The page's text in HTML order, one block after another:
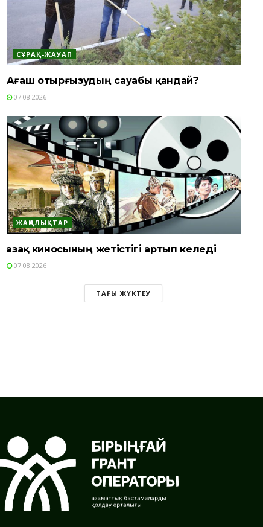
СҰРАҚ-ЖАУАП
Ағаш отырғызудың сауабы қандай?
07.08.2026
ЖАҢАЛЫҚТАР
Қазақ киносының жетістігі артып келеді
07.08.2026
ТАҒЫ ЖҮКТЕУ